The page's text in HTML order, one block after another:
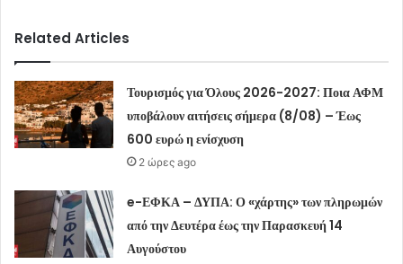
Related Articles
Τουρισμός για Όλους 2026-2027: Ποια ΑΦΜ
υποβάλουν αιτήσεις σήμερα (8/08) – Έως
600 ευρώ η ενίσχυση
2 ώρες ago
e-ΕΦΚΑ – ΔΥΠΑ: Ο «χάρτης» των πληρωμών
από την Δευτέρα έως την Παρασκευή 14
Αυγούστου